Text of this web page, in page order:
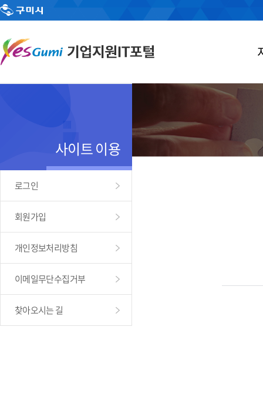
사이트 이용
로그인
회원가입
개인정보처리방침
이메일무단수집거부
찾아오시는 길